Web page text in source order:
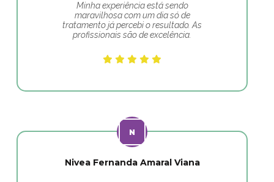
Minha experiência está sendo
maravilhosa com um dia só de
tratamento já percebi o resultado. As
profissionais são de excelência.
Nivea Fernanda Amaral Viana